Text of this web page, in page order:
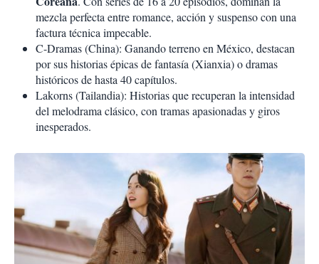
mezcla perfecta entre romance, acción y suspenso con una
factura técnica impecable.
C-Dramas (China): Ganando terreno en México, destacan
por sus historias épicas de fantasía (Xianxia) o dramas
históricos de hasta 40 capítulos.
Lakorns (Tailandia): Historias que recuperan la intensidad
del melodrama clásico, con tramas apasionadas y giros
inesperados.